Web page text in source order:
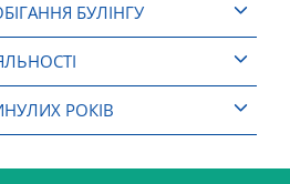
БУЛІНГУ
РОКІВ